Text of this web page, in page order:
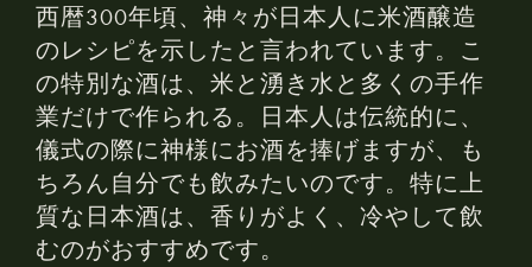
西暦300年頃、神々が日本人に米酒醸造
のレシピを示したと言われています。こ
の特別な酒は、米と湧き水と多くの手作
業だけで作られる。日本人は伝統的に、
儀式の際に神様にお酒を捧げますが、も
ちろん自分でも飲みたいのです。特に上
質な日本酒は、香りがよく、冷やして飲
むのがおすすめです。